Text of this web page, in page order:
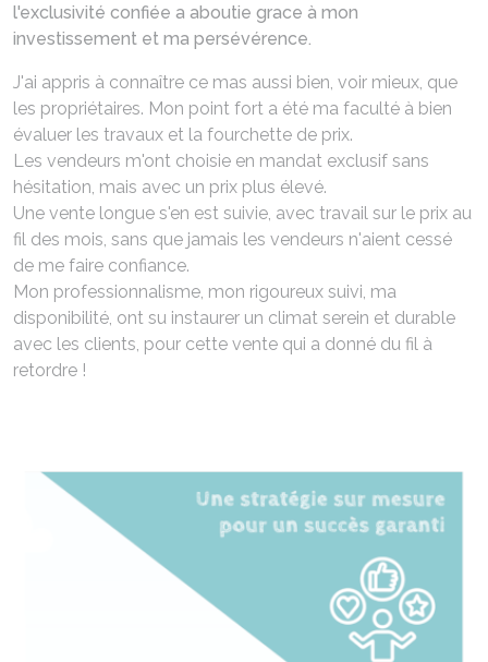
l'exclusivité confiée a aboutie grace à mon
investissement et ma persévérence.
J'ai appris à connaître ce mas aussi bien, voir mieux, que
les propriétaires. Mon point fort a été ma faculté à bien
évaluer les travaux et la fourchette de prix.
Les vendeurs m'ont choisie en mandat exclusif sans
hésitation, mais avec un prix plus élevé.
Une vente longue s'en est suivie, avec travail sur le prix au
fil des mois, sans que jamais les vendeurs n'aient cessé
de me faire confiance.
Mon professionnalisme, mon rigoureux suivi, ma
disponibilité, ont su instaurer un climat serein et durable
avec les clients, pour cette vente qui a donné du fil à
retordre !